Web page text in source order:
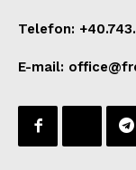
Telefon:
E-mail: